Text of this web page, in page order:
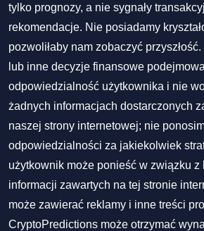
tylko prognozy, a nie sygnały
rekomendacje. Nie posiadamy
pozwoliłaby nam zobaczyć
lub inne decyzje finansowe
odpowiedzialność użytkownika i nie
żadnych informacjach dostarczonych
naszej strony internetowej; nie
odpowiedzialności za jakiekolwiek
użytkownik może ponieść w związku z
informacji zawartych na tej stronie
może zawierać reklamy i inne treści
CryptoPredictions może otrzymać